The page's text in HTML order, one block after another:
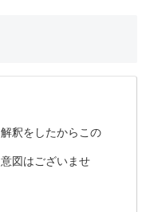
釈をしたからこの
図はございませ